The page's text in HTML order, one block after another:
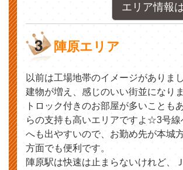
エリア情報
陣原エリア
以前は工場地帯のイメージがありま
建物が増え、感じのいい街並になり
トロック付きのお部屋が多いことも
らの支持も高いエリアですよ☆3号線
へも出やすいので、お勤め先が本城
方面でも便利です。
陣原駅は快速は止まらないけれど、